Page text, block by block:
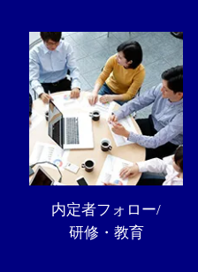
内定者フォロー/
研修・教育